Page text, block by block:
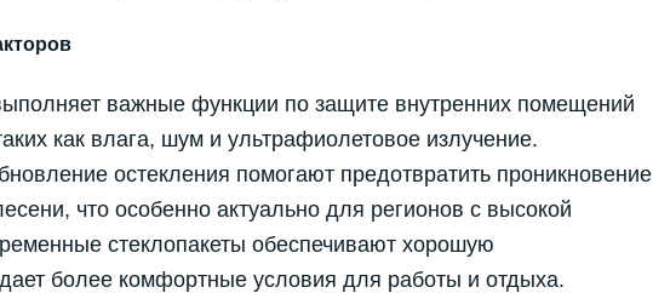
важные функции по защите внутренних помещений
как влага, шум и ультрафиолетовое излучение.
остекления помогают предотвратить проникновение
что особенно актуально для регионов с высокой
стеклопакеты обеспечивают хорошую
более комфортные условия для работы и отдыха.